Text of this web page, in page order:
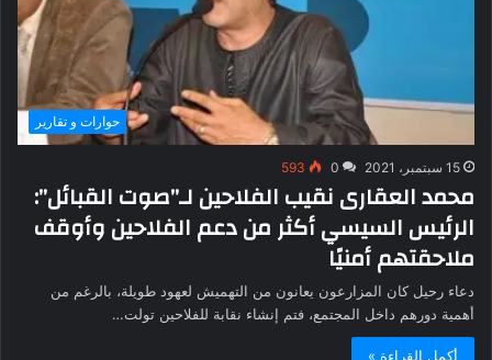
حوارات و تقارير
15 سبتمبر، 2021 0
593
محمد العقارى نقيب الفلاحين لـ”صوت القبائل”:
الرئيس السيسي أكثر من دعم الفلاحين وأوقف
ملاحقتهم أمنيًا
دعاء رحيل كان المزارعون يعانون من التهميش لعهود طويلة، بالرغم من
أهمية دورهم داخل المجتمع، فتم إنشاء نقابة للفلاحين تولت…
أكمل القراءة »